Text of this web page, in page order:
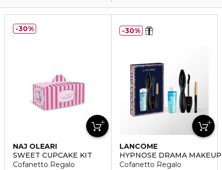
NAJ OLEARI
SWEET CUPCAKE KIT
Cofanetto Regalo
30%
LANCÔME
HYPNÔSE DRAMA
Cofanetto Regalo
30%